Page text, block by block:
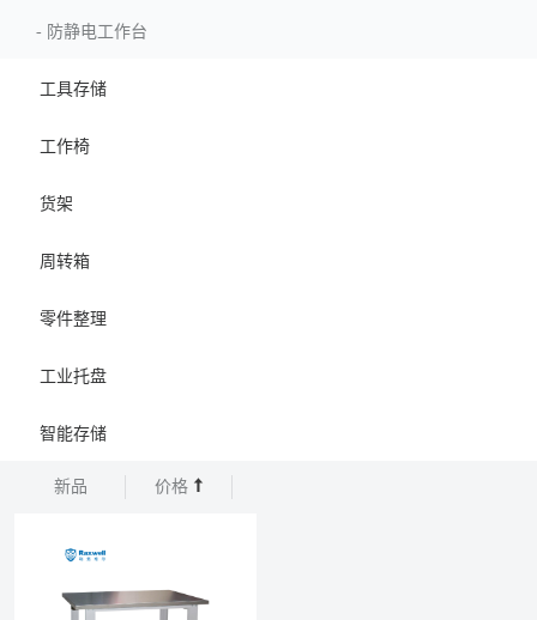
- 防静电工作台
工具存储
工作椅
货架
周转箱
零件整理
工业托盘
智能存储
新品 价格